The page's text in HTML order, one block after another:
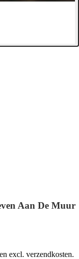
Aan De Muur
excl. verzendkosten.